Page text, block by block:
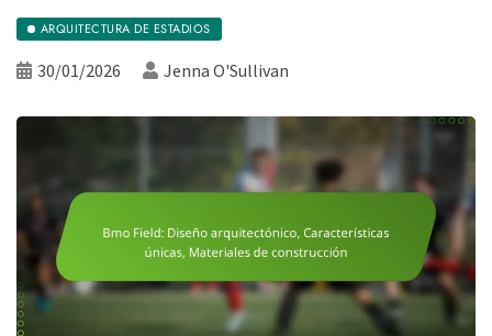
ARQUITECTURA DE ESTADIOS
30/01/2026 Jenna O'Sullivan